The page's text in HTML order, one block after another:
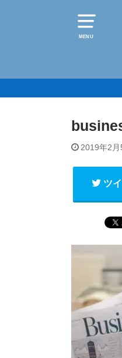
MENU
2019年2月
ツ